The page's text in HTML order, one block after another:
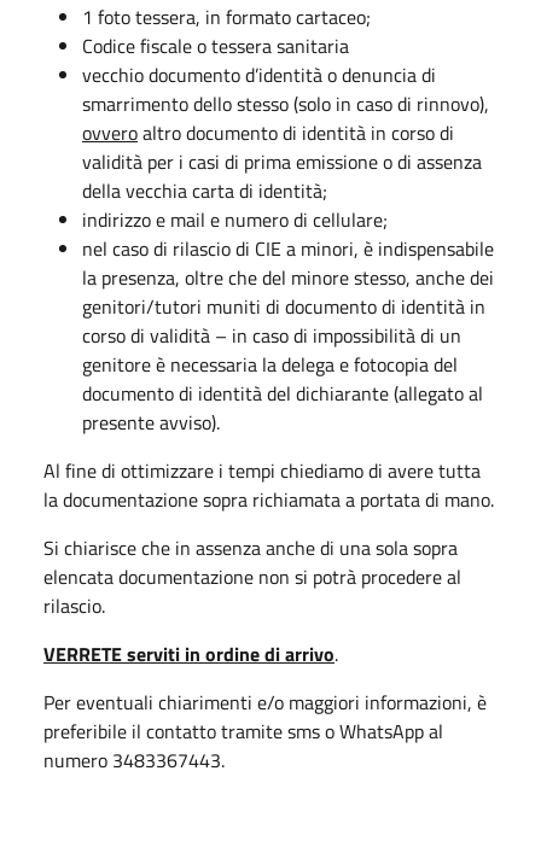
1 foto tessera, in formato cartaceo;
Codice fiscale o tessera sanitaria
vecchio documento d’identità o denuncia di
smarrimento dello stesso (solo in caso di rinnovo),
ovveroaltro documento di identità in corso di
validità per i casi di prima emissione o di assenza
della vecchia carta di identità;
indirizzo e mail e numero di cellulare;
nel caso di rilascio di CIE a minori, è indispensabile
la presenza, oltre che del minore stesso, anche dei
genitori/tutori muniti di documento di identità in
corso di validità – in caso di impossibilità di un
genitore è necessaria la delega e fotocopia del
documento di identità del dichiarante (allegato al
presente avviso).
Al fine di ottimizzare i tempi chiediamo di avere tutta
la documentazione sopra richiamata a portata di mano.
Si chiarisce che in assenza anche di una sola sopra
elencata documentazione non si potrà procedere al
rilascio.
VERRETE serviti in ordine di arrivo.
Per eventuali chiarimenti e/o maggiori informazioni, è
preferibile il contatto tramite sms o WhatsApp al
numero 3483367443.